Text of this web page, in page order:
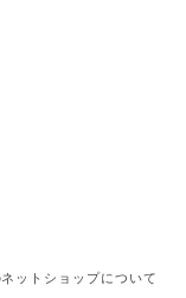
ットショップについて